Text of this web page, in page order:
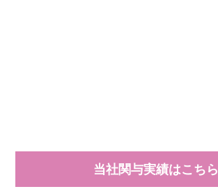
当社関与実績はこちら